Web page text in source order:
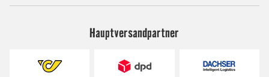
Hauptversandpartner